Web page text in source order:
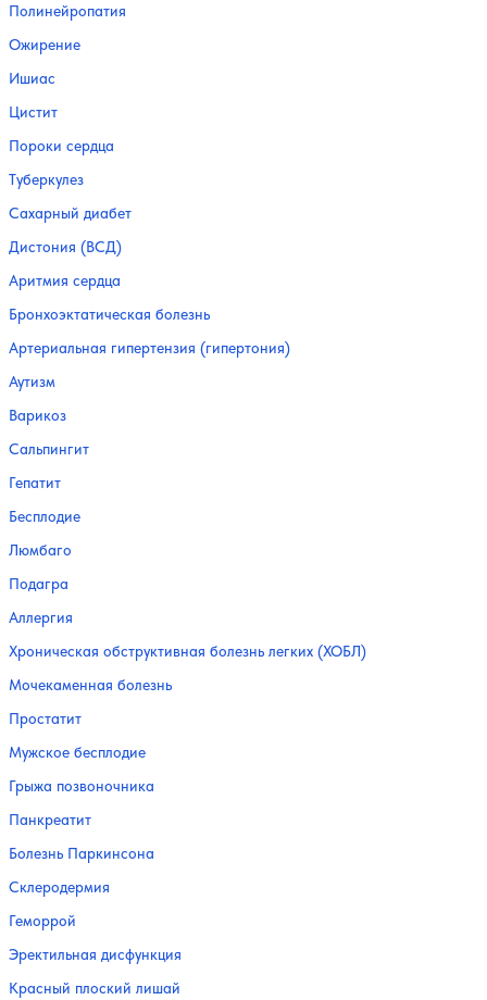
Полинейропатия
Ожирение
Ишиас
Цистит
Пороки сердца
Туберкулез
Сахарный диабет
Дистония (ВСД)
Аритмия сердца
Бронхоэктатическая болезнь
Артериальная гипертензия (гипертония)
Аутизм
Варикоз
Сальпингит
Гепатит
Бесплодие
Люмбаго
Подагра
Аллергия
Хроническая обструктивная болезнь легких (ХОБЛ)
Мочекаменная болезнь
Простатит
Мужское бесплодие
Грыжа позвоночника
Панкреатит
Болезнь Паркинсона
Склеродермия
Геморрой
Эректильная дисфункция
Красный плоский лишай